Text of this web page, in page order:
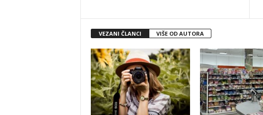
VEZANI ČLANCI VIŠE OD AUTORA